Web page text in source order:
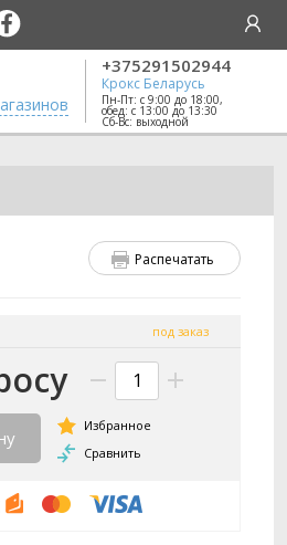
+375291502944
Крокс Беларусь
Пн-Пт: с 9:00 до 18:00,
обед: с 13:00 до 13:30
Сб-Вс: выходной
Распечатать
под заказ